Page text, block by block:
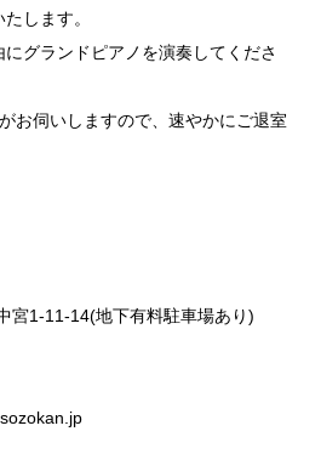
します。
グランドピアノを演奏してくださ
お伺いしますので、速やかにご退室
1-11-14(地下有料駐車場あり)